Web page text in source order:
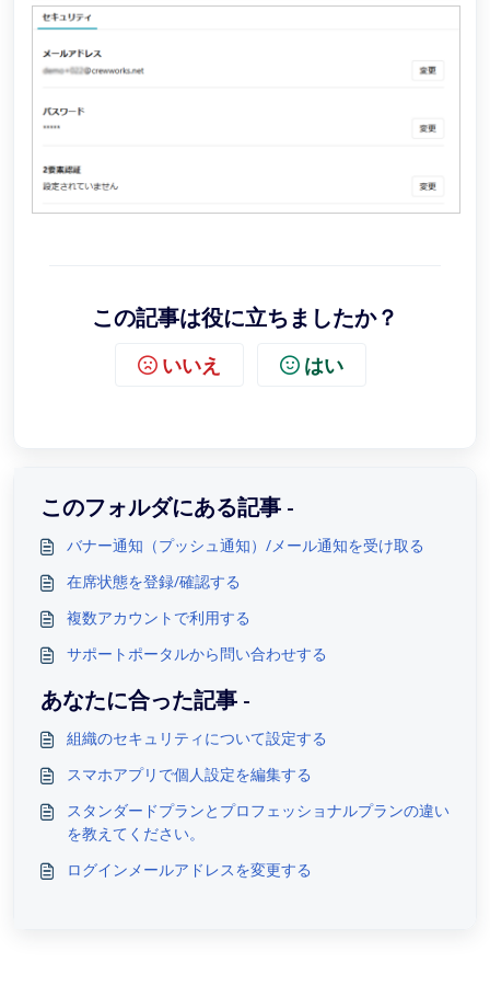
この記事は役に立ちましたか？
いいえ はい
このフォルダにある記事 -
バナー通知（プッシュ通知）/メール通知を受け取る
在席状態を登録/確認する
複数アカウントで利用する
サポートポータルから問い合わせする
あなたに合った記事 -
組織のセキュリティについて設定する
スマホアプリで個人設定を編集する
スタンダードプランとプロフェッショナルプランの違い
を教えてください。
ログインメールアドレスを変更する